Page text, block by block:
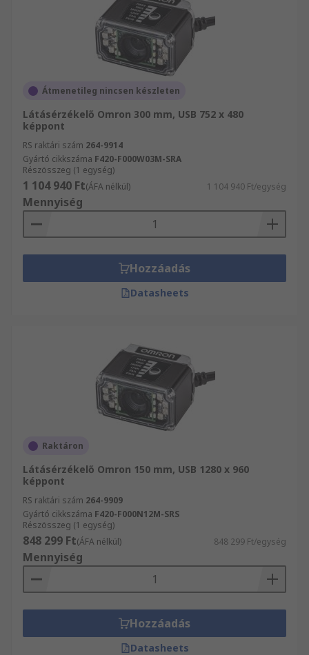
Átmenetileg nincsen készleten
Látásérzékelő Omron 300 mm, USB 752 x 480
képpont
RS raktári szám 264-9914
Gyártó cikkszáma F420-F000W03M-SRA
Részösszeg (1 egység)
1 104 940 Ft(ÁFA nélkül) 1 104 940 Ft/egység
Mennyiség
Hozzáadás
Datasheets
Raktáron
Látásérzékelő Omron 150 mm, USB 1280 x 960
képpont
RS raktári szám 264-9909
Gyártó cikkszáma F420-F000N12M-SRS
Részösszeg (1 egység)
848 299 Ft(ÁFA nélkül) 848 299 Ft/egység
Mennyiség
Hozzáadás
Datasheets